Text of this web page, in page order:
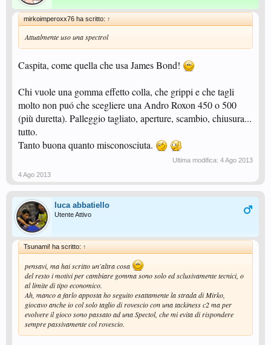
mirkoimperoxx76 ha scritto: ↑
Attualmente uso una spectrol
Caspita, come quella che usa James Bond!
Chi vuole una gomma effetto colla, che grippi e che tagli
molto non puó che scegliere una Andro Roxon 450 o 500
(più duretta). Palleggio tagliato, aperture, scambio, chiusura...
tutto.
Tanto buona quanto misconosciuta.
Ultima modifica: 4 Ago 2013
4 Ago 2013
luca abbatiello
Utente Attivo
Tsunami! ha scritto: ↑
pensavi, ma hai scritto un'altra cosa
del resto i motivi per cambiare gomma sono solo ed sclusivamente tecnici, o
al limite di tipo economico.
Ah, manco a farlo apposta ho seguito esattamente la strada di Mirko,
giocavo anche io col solo taglio di rovescio con una tackiness c2 ma per
evolvere il gioco sono passato ad una Spectol, che mi evita di rispondere
sempre passivamente col rovescio.